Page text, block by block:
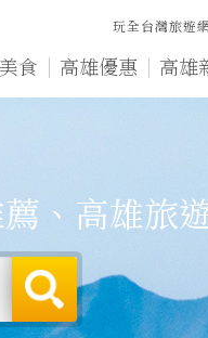
食 高雄優惠 高雄
玩全台灣旅遊
、高雄旅